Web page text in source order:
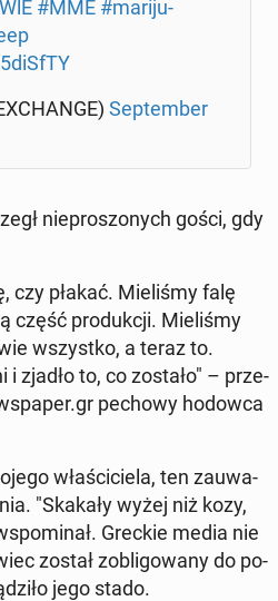
#MME #ma­ri­ju­
Sep­tem­ber
nie­pro­szo­nych gości, gdy
czy płakać. Mie­li­śmy falę
część pro­duk­cji. Mie­li­śmy
wszyst­ko, a teraz to.
i zjadło to, co zostało" – prze­
pechowy hodowca
wła­ści­cie­la, ten za­uwa­
"Skakały wyżej niż kozy,
Greckie media nie
został zo­bli­go­wa­ny do po­
jego stado.